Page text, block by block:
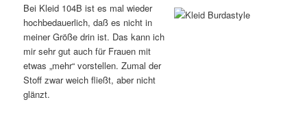
Bei Kleid 104B ist es mal wieder
hochbedauerlich, daß es nicht in
meiner Größe drin ist. Das kann ich
mir sehr gut auch für Frauen mit
etwas „mehr“ vorstellen. Zumal der
Stoff zwar weich fließt, aber nicht
glänzt.